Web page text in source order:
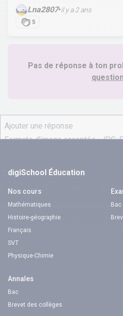
Lna2807•il y a 2 ans
5
Pas de réponse à ton
digiSchool Éducation
Nos cours
Mathématiques
Histoire-géographie
Français
SVT
Physique-Chimie
Bac
Annales
Bac
Brevet des collèges